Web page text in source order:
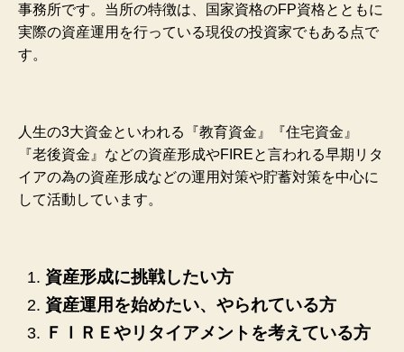
事務所です。当所の特徴は、国家資格のFP資格とともに
実際の資産運用を行っている現役の投資家でもある点で
す。
人生の3大資金といわれる『教育資金』『住宅資金』
『老後資金』などの資産形成やFIREと言われる早期リタ
イアの為の資産形成などの運用対策や貯蓄対策を中心に
して活動しています。
資産形成に挑戦したい方
資産運用を始めたい、やられている方
ＦＩＲＥやリタイアメントを考えている方